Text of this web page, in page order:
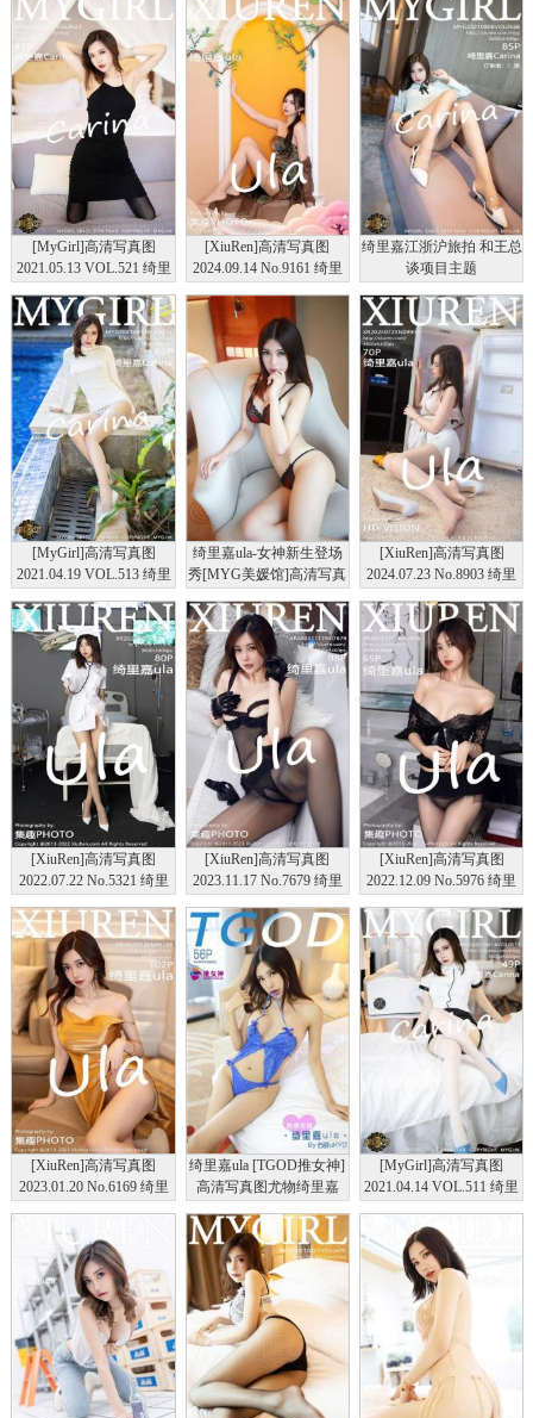
[MyGirl]高清写真图
2021.05.13 VOL.521 绮里
[XiuRen]高清写真图
2024.09.14 No.9161 绮里
绮里嘉江浙沪旅拍 和王总
谈项目主题
[MyGirl]高清写真图
2021.04.19 VOL.513 绮里
绮里嘉ula-女神新生登场
秀[MYG美媛馆]高清写真
[XiuRen]高清写真图
2024.07.23 No.8903 绮里
[XiuRen]高清写真图
2022.07.22 No.5321 绮里
[XiuRen]高清写真图
2023.11.17 No.7679 绮里
[XiuRen]高清写真图
2022.12.09 No.5976 绮里
[XiuRen]高清写真图
2023.01.20 No.6169 绮里
绮里嘉ula [TGOD推女神]
高清写真图尤物绮里嘉
[MyGirl]高清写真图
2021.04.14 VOL.511 绮里